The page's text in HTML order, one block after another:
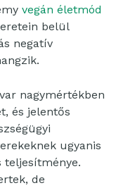
vegán életmód
belül
negatív
nagymértékben
és jelentős
ugyanis
teljesítménye.
de